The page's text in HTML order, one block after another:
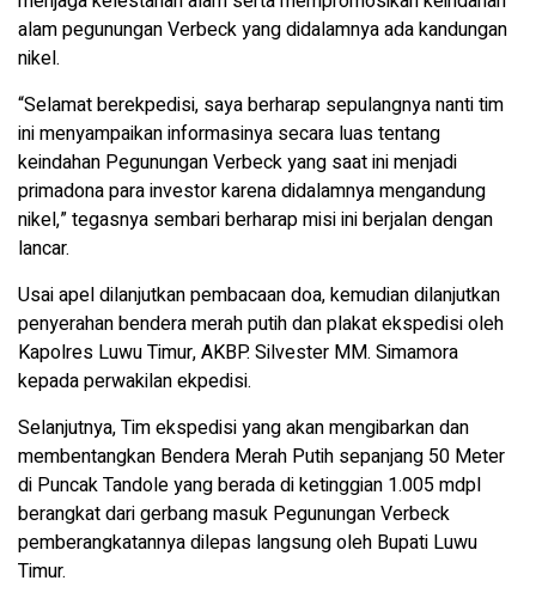
alam pegunungan Verbeck yang didalamnya ada kandungan
nikel.
“Selamat berekpedisi, saya berharap sepulangnya nanti tim
ini menyampaikan informasinya secara luas tentang
keindahan Pegunungan Verbeck yang saat ini menjadi
primadona para investor karena didalamnya mengandung
nikel,” tegasnya sembari berharap misi ini berjalan dengan
lancar.
Usai apel dilanjutkan pembacaan doa, kemudian dilanjutkan
penyerahan bendera merah putih dan plakat ekspedisi oleh
Kapolres Luwu Timur, AKBP. Silvester MM. Simamora
kepada perwakilan ekpedisi.
Selanjutnya, Tim ekspedisi yang akan mengibarkan dan
membentangkan Bendera Merah Putih sepanjang 50 Meter
di Puncak Tandole yang berada di ketinggian 1.005 mdpl
berangkat dari gerbang masuk Pegunungan Verbeck
pemberangkatannya dilepas langsung oleh Bupati Luwu
Timur.